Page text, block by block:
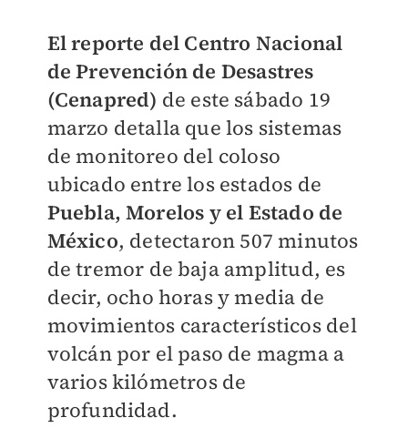
El reporte del Centro Nacional
de Prevención de Desastres
(Cenapred) de este sábado 19
marzo detalla que los sistemas
de monitoreo del coloso
ubicado entre los estados de
Puebla, Morelos y el Estado de
México, detectaron 507 minutos
de tremor de baja amplitud, es
decir, ocho horas y media de
movimientos característicos del
volcán por el paso de magma a
varios kilómetros de
profundidad.